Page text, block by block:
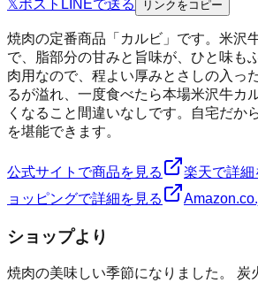
𝕏ポスト LINEで送る リンクをコピー
焼肉の定番商品「カルビ」です。米沢
で、脂部分の甘みと旨味が、ひと味も
肉用なので、程よい厚みとさしの入っ
るが溢れ、一度食べたら本場米沢牛カ
くなること間違いなしです。自宅だか
を堪能できます。
公式サイトで商品を見る 楽天で詳細
ョッピングで詳細を見る
ショップより
焼肉の美味しい季節になりました。 炭